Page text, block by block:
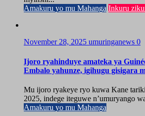
Amakuru yo mu Mahanga Inkuru
November 28, 2025 umuringanews 0
Ijoro ryahinduye amateka ya
Embalo yahunze, igihugu gisigara
Mu ijoro ryakeye ryo kuwa Kane
2025, indege iteguwe n’umuryango
Amakuru yo mu Mahanga